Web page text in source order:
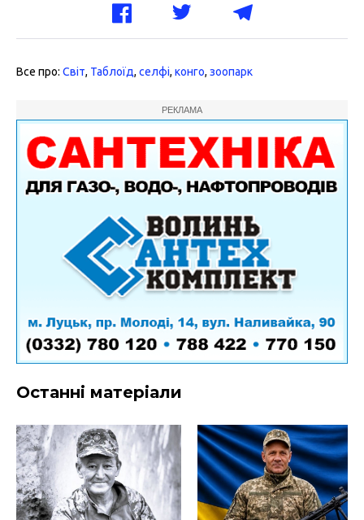
Все про: Світ, Таблоїд, селфі, конго, зоопарк
РЕКЛАМА
Останні матеріали